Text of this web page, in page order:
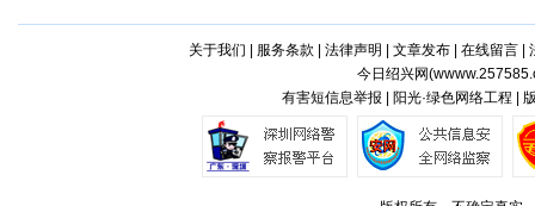
关于我们 服务条款 法律声明 文章发布| 在线留言|
今日绍兴网(
有害短信息举报 | 阳光·绿色网络工程 |